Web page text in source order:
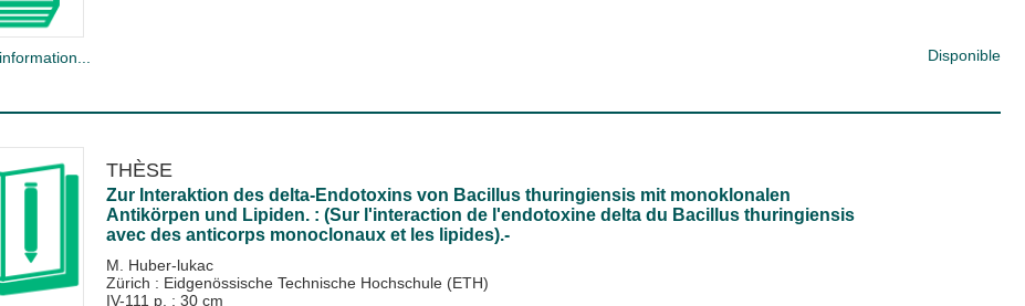
Disponible
THÈSE
Zur Interaktion des delta-Endotoxins von Bacillus thuringiensis mit monoklonalen
Antikörpen und Lipiden. : (Sur l'interaction de l'endotoxine delta du Bacillus thuringiensis
avec des anticorps monoclonaux et les lipides).-
M. Huber-lukac
Zürich : Eidgenössische Technische Hochschule (ETH)
IV-111 p. ; 30 cm